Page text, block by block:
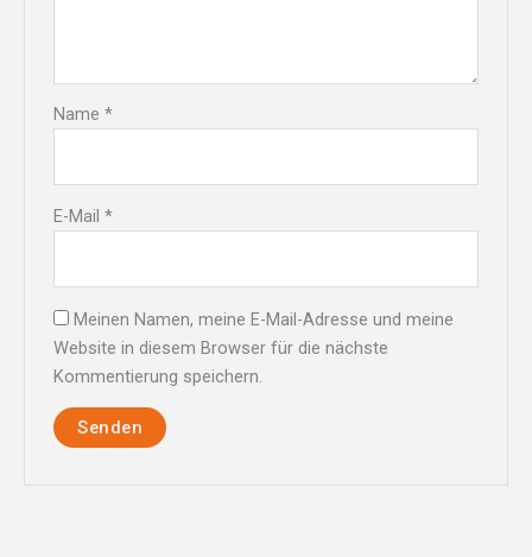
Name*
E-Mail*
Meinen Namen, meine E-Mail-Adresse und meine
Website in diesem Browser für die nächste
Kommentierung speichern.